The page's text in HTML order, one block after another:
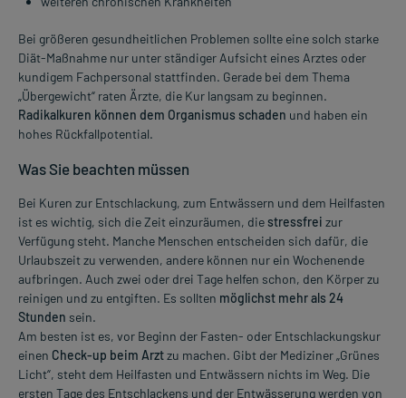
Bei größeren gesundheitlichen Problemen sollte eine solch starke
Diät-Maßnahme nur unter ständiger Aufsicht eines Arztes oder
kundigem Fachpersonal stattfinden. Gerade bei dem Thema
„Übergewicht“ raten Ärzte, die Kur langsam zu beginnen.
Radikalkuren können dem Organismus schaden und haben ein
hohes Rückfallpotential.
Was Sie beachten müssen
Bei Kuren zur Entschlackung, zum Entwässern und dem Heilfasten
ist es wichtig, sich die Zeit einzuräumen, diestressfrei zur
Verfügung steht. Manche Menschen entscheiden sich dafür, die
Urlaubszeit zu verwenden, andere können nur ein Wochenende
aufbringen. Auch zwei oder drei Tage helfen schon, den Körper zu
reinigen und zu entgiften. Es sollten möglichst mehr als 24
Stunden sein.
Am besten ist es, vor Beginn der Fasten- oder Entschlackungskur
einen Check-up beim Arztzu machen. Gibt der Mediziner „Grünes
Licht“, steht dem Heilfasten und Entwässern nichts im Weg. Die
ersten Tage des Entschlackens und der Entwässerung werden von